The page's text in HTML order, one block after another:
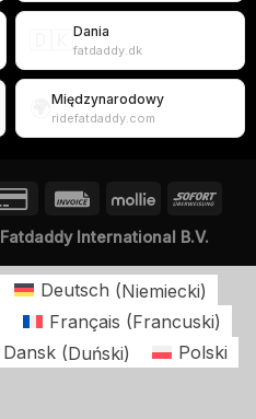
Dania
fatdaddy.dk
Międzynarodowy
ridefatdaddy.com
Fatdaddy International B.V.
Deutsch (Niemiecki)
Français (Francuski)
Dansk(Duński) Polski